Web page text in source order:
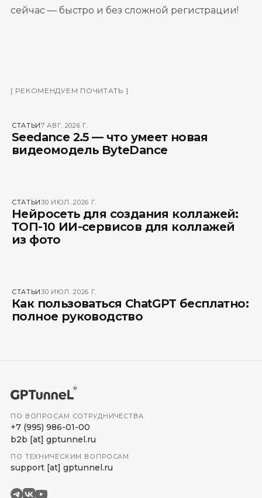
сейчас — быстро и без сложной регистрации!
[ РЕКОМЕНДУЕМ ПОЧИТАТЬ ]
СТАТЬИ7 АВГ. 2026 Г.
Seedance 2.5 — что умеет новая
видеомодель ByteDance
СТАТЬИ30 ИЮЛ. 2026 Г.
Нейросеть для создания коллажей:
ТОП-10 ИИ-сервисов для коллажей
из фото
СТАТЬИ30 ИЮЛ. 2026 Г.
Как пользоваться ChatGPT бесплатно:
полное руководство
ПО ВОПРОСАМ СОТРУДНИЧЕСТВА
+7 (995) 986-01-00
b2b [at] gptunnel.ru
ПО ТЕХНИЧЕСКИМ ВОПРОСАМ
support [at] gptunnel.ru